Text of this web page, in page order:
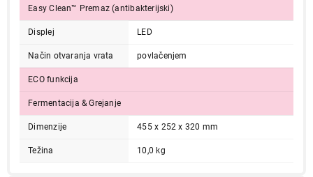
Easy Clean™ Premaz (antibakterijski)
Displej LED
Način otvaranja vrata povlačenjem
ECO funkcija
Fermentacija & Grejanje
Dimenzije 455 x 252 x 320 mm
Težina 10,0 kg